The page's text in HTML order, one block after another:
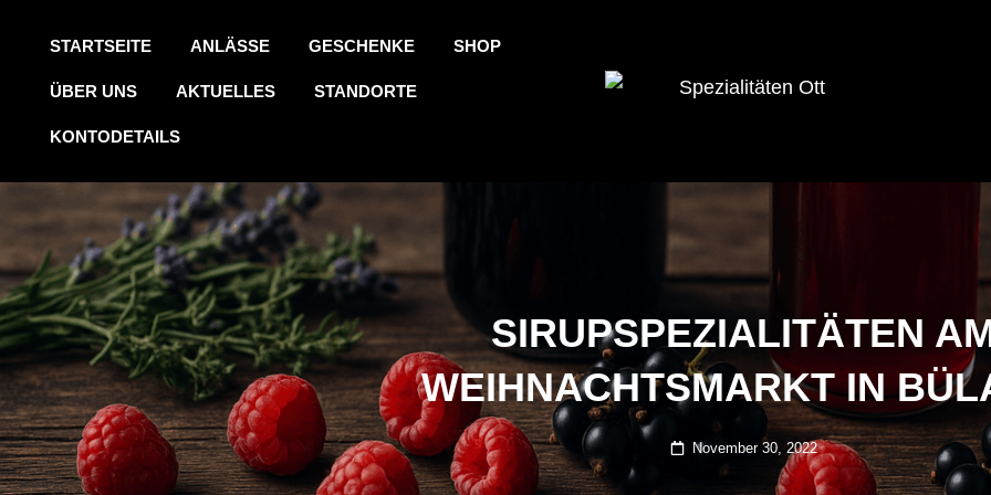
STARTSEITE ANLÄSSE GESCHENKE SHOP
ÜBER UNS AKTUELLES STANDORTE
KONTODETAILS
SIRUPSPEZIALITÄTEN
WEIHNACHTSMARKT IN
Posted
November 30, 2022